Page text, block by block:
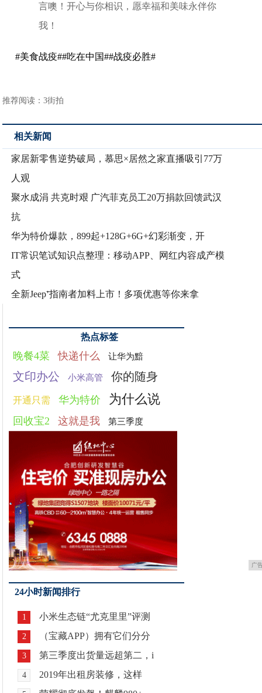
言噢！开心与你相识，愿幸福和美味永伴你
我！
#美食战疫##吃在中国##战疫必胜#
推荐阅读：3街拍
相关新闻
家居新零售逆势破局，慕思×居然之家直播吸引77万
人观
聚水成涓 共克时艰 广汽菲克员工20万捐款回馈武汉
抗
华为特价爆款，899起+128G+6G+幻彩渐变，开
IT常识笔试知识点整理：移动APP、网红内容成产模
式
全新Jeep⁺指南者加料上市！多项优惠等你来拿
热点标签
晚餐4菜 快递什么 让华为黯
文印办公 小米高管 你的随身
开通只需 华为特价 为什么说
回收宝2 这就是我 第三季度
广
24小时新闻排行
1 小米生态链“尤克里里”评测
2 （宝藏APP）拥有它们分分
3 第三季度出货量远超第二，i
4 2019年出租房装修，这样